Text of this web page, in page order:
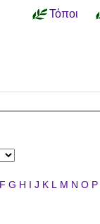
Τόποι
F G H I J K L M N O P